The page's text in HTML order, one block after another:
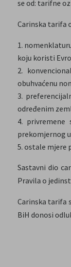
se od: tarifne
Carinska tarifa
koju koristi
obuhvaćenu
određenim
privremene
prekomjernog
ostale mjere
Sastavni dio
Pravila o
Carinska tarifa
BiH donosi